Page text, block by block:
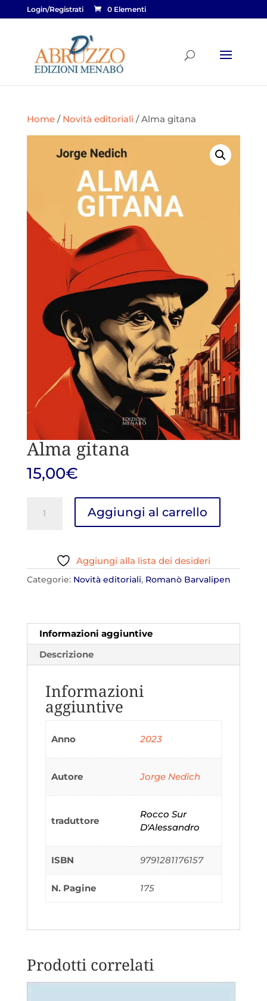
Login/Registrati 0 Elementi
Home/ Novità editoriali / Alma gitana
Alma gitana
15,00€
gitana
Aggiungi al carrello
Aggiungi alla lista dei desideri
Categorie: Novità editoriali, Romanò Barvalipen
Informazioni aggiuntive
Descrizione
Informazioni
aggiuntive
Anno 2023
Autore Jorge Nedich
traduttore
Rocco Sur
D'Alessandro
ISBN 9791281176157
N. Pagine 175
Prodotti correlati